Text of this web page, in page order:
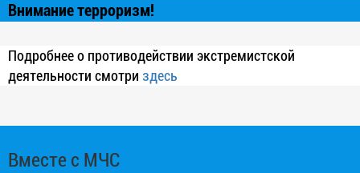
Внимание терроризм!
Подробнее о противодействии экстремистской
деятельности смотри здесь
Вместе с МЧС